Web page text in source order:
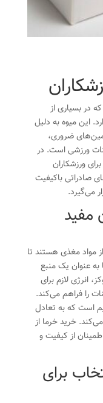
در بسیاری از
این میوه به دلیل
ضروری،
ورزشی است. در
ورزشکاران
صادراتی باکیفیت
می‌گیرد.
مفید
از مواد مغذی هستند تا
به عنوان یک منبع
انرژی لازم برای
را فراهم می‌کند.
است که به تعادل
خرید خرما از
از کیفیت و
برای